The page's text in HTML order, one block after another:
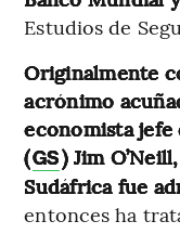
Estudios de
Originalmente
acrónimo
economista jefe
(GS) Jim
Sudáfrica fue
entonces ha